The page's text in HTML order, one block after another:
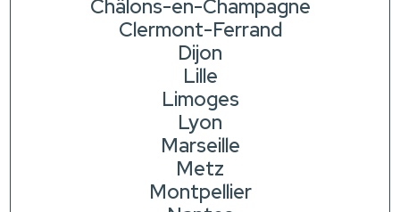
Châlons-en-Champagne
Clermont-Ferrand
Dijon
Lille
Limoges
Lyon
Marseille
Metz
Montpellier